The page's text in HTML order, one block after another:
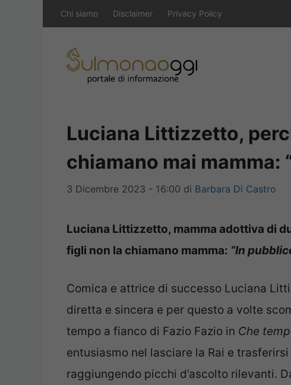
Chi siamo Disclaimer Privacy Policy
Luciana Littizzetto,
chiamano mai mamma:
3 Dicembre 2023 - 16:00 di Barbara Di Castro
Luciana Littizzetto, mamma adottiva di
figli non la chiamano mamma: “In
Comica e attrice di successo Luciana
diretta e sincera e per questo a volte
tempo a fianco di Fazio Fazio in Che
entusiasmo nel lasciare la Rai e
raggiungendo picchi d’ascolto rilevanti.